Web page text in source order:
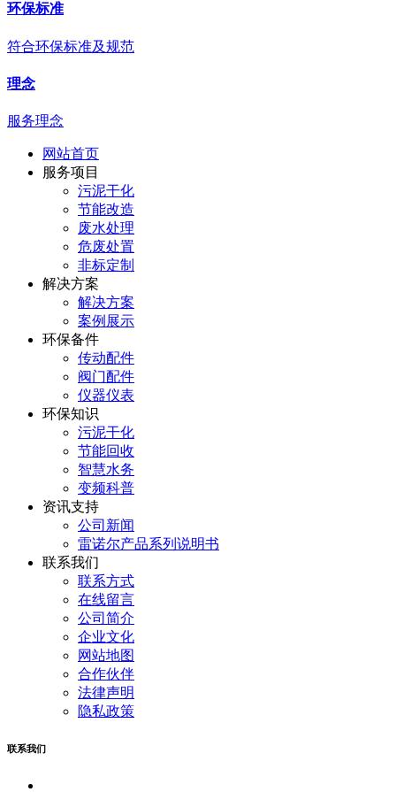
环保标准
符合环保标准及规范
理念
服务理念
网站首页
服务项目
污泥干化
节能改造
废水处理
危废处置
非标定制
解决方案
解决方案
案例展示
环保备件
传动配件
阀门配件
仪器仪表
环保知识
污泥干化
节能回收
智慧水务
变频科普
资讯支持
公司新闻
雷诺尔产品系列说明书
联系我们
联系方式
在线留言
公司简介
企业文化
网站地图
合作伙伴
法律声明
隐私政策
联系我们